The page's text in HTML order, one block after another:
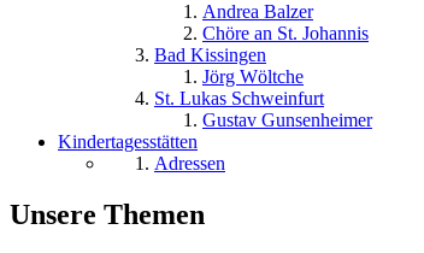
Andrea Balzer
Chöre an St. Johannis
Bad Kissingen
Jörg Wöltche
St. Lukas Schweinfurt
Gustav Gunsenheimer
Kindertagesstätten
Adressen
Unsere Themen